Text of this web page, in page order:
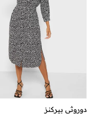
دوروثي بيركنز